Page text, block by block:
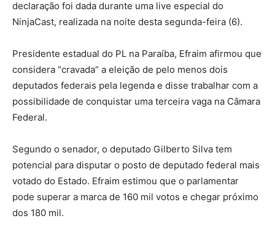
declaração foi dada durante uma live especial do
NinjaCast, realizada na noite desta segunda-feira (6).
Presidente estadual do PL na Paraíba, Efraim afirmou que
considera “cravada” a eleição de pelo menos dois
deputados federais pela legenda e disse trabalhar com a
possibilidade de conquistar uma terceira vaga na Câmara
Federal.
Segundo o senador, o deputado Gilberto Silva tem
potencial para disputar o posto de deputado federal mais
votado do Estado. Efraim estimou que o parlamentar
pode superar a marca de 160 mil votos e chegar próximo
dos 180 mil.